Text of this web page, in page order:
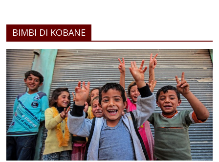
BIMBI DI KOBANE